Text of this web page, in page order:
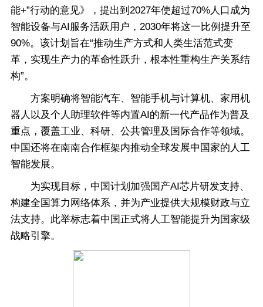
能+”行动的意见》，提出到2027年使超过70%人口成为
智能设备与AI服务活跃用户，2030年将这一比例提升至
90%。该计划旨在“推动生产方式和人类生活范式变
革，实现生产力的革命性跃升，根本性重构生产关系结
构”。
方案明确将智能汽车、智能手机与计算机、家用机
器人以及个人助理软件等内置AI的新一代产品作为普及
重点，覆盖工业、科研、公共管理及国际合作等领域。
中国还将在南南合作框架内推动全球发展中国家的人工
智能发展。
为实现目标，中国计划加强国产AI芯片研发支持、
构建全国算力网络体系，并为产业提供大规模财政与立
法支持。此举标志着中国正式将人工智能提升为国家级
战略引擎。